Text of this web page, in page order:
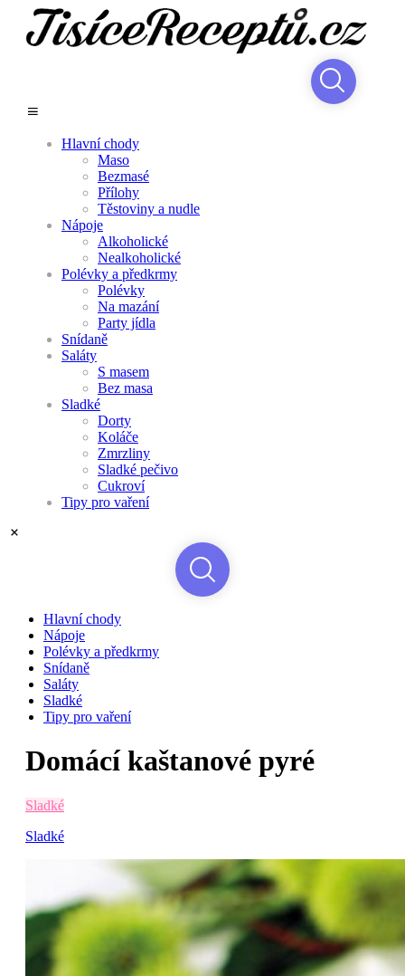
Hlavní chody
Maso
Bezmasé
Přílohy
Těstoviny a nudle
Nápoje
Alkoholické
Nealkoholické
Polévky a předkrmy
Polévky
Na mazání
Party jídla
Snídaně
Saláty
S masem
Bez masa
Sladké
Dorty
Koláče
Zmrzliny
Sladké pečivo
Cukroví
Tipy pro vaření
Hlavní chody
Nápoje
Polévky a předkrmy
Snídaně
Saláty
Sladké
Tipy pro vaření
Domácí kaštanové pyré
Sladké
Sladké